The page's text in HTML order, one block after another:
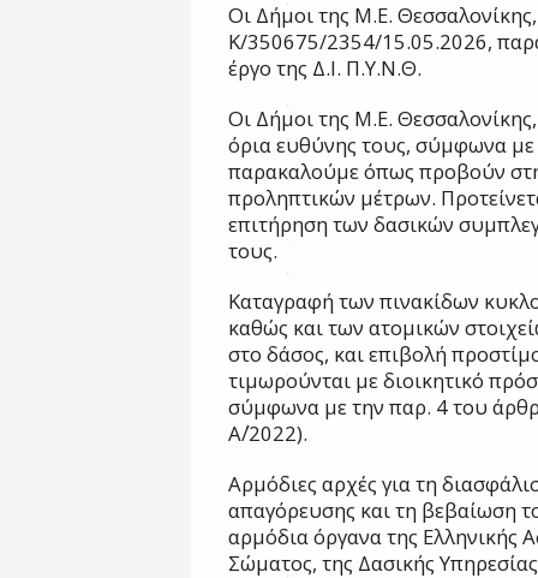
Οι Δήμοι της Μ.Ε.
Κ/350675/2354/15.05.2026,
έργο της Δ.Ι. Π.Υ.Ν.Θ.
Οι Δήμοι της Μ.Ε.
όρια ευθύνης τους, σύμφωνα
παρακαλούμε όπως προβούν
προληπτικών μέτρων.
επιτήρηση των δασικών
τους.
Καταγραφή των πινακίδων
καθώς και των ατομικών
στο δάσος, και επιβολή
τιμωρούνται με διοικητικό
σύμφωνα με την παρ. 4 του
Α΄/2022).
Αρμόδιες αρχές για τη
απαγόρευσης και τη βεβαίωση
αρμόδια όργανα της Ελληνικής
Σώματος, της Δασικής